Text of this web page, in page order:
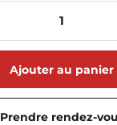
Ajouter au panier
Prendre rendez-